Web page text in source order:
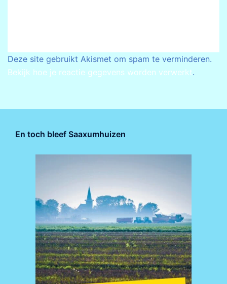
Deze site gebruikt Akismet om spam te verminderen.
Bekijk hoe je reactie gegevens worden verwerkt.
En toch bleef Saaxumhuizen